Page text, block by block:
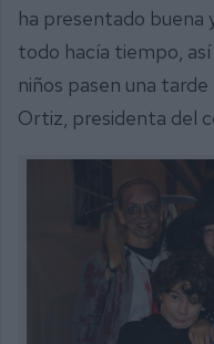
ha presentado buena
todo hacía tiempo,
niños pasen una
Ortiz, presidenta del